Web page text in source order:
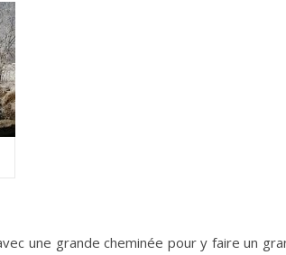
une grande cheminée pour y faire un